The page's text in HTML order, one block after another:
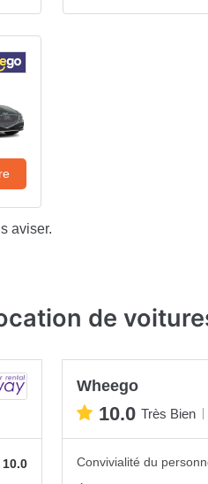
aviser.
de
10.0
Wheego
10.0 Très Bien
Convivialité du